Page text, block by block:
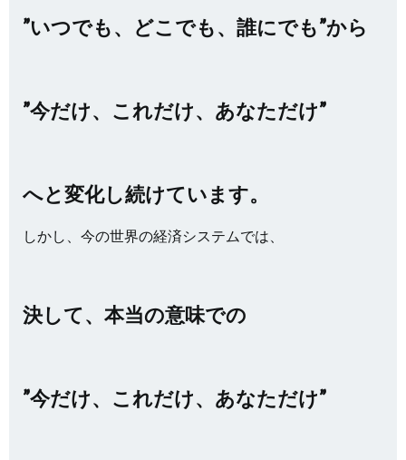
”いつでも、どこでも、誰にでも”から
”今だけ、これだけ、あなただけ”
へと変化し続けています。
しかし、今の世界の経済システムでは、
決して、本当の意味での
”今だけ、これだけ、あなただけ”